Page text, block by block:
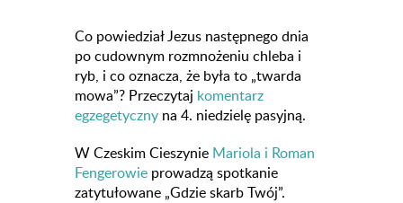
Co powiedział Jezus następnego dnia
po cudownym rozmnożeniu chleba i
ryb, i co oznacza, że była to „twarda
mowa”? Przeczytaj komentarz
egzegetyczny na 4. niedzielę pasyjną.
W Czeskim Cieszynie Mariola i Roman
Fengerowie prowadzą spotkanie
zatytułowane „Gdzie skarb Twój”.